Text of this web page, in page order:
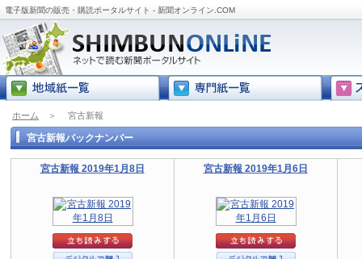
電子版新聞の販売・購読ポータルサイト - 新聞オンライン.COM
ホーム ＞ 宮古新報
宮古新報バックナンバー
宮古新報 2019年1月8日 宮古新報 2019年1月6日